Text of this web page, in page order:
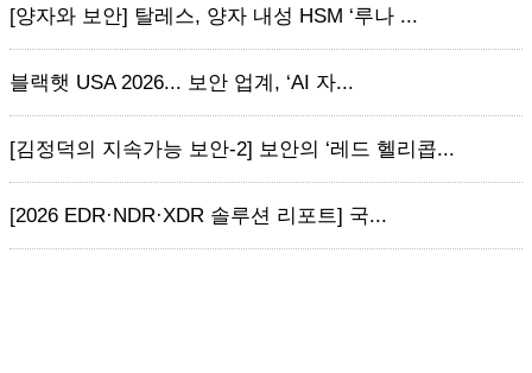
[양자와 보안] 탈레스, 양자 내성 HSM ‘루나 ...
블랙햇 USA 2026... 보안 업계, ‘AI 자...
[김정덕의 지속가능 보안-2] 보안의 ‘레드 헬리콥...
[2026 EDR·NDR·XDR 솔루션 리포트] 국...